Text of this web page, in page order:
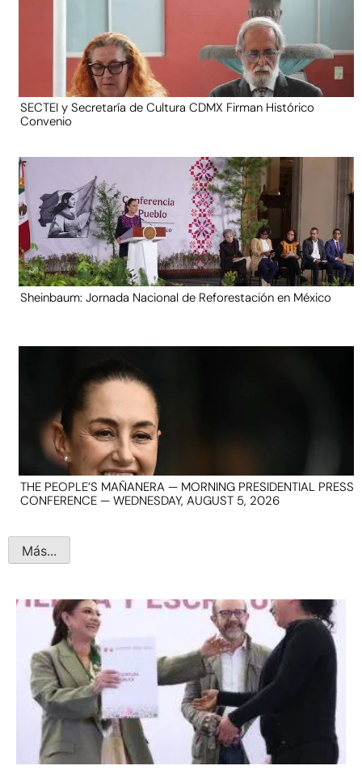
SECTEI y Secretaría de Cultura CDMX Firman Histórico
Convenio
Sheinbaum: Jornada Nacional de Reforestación en México
THE PEOPLE’S MAÑANERA — MORNING PRESIDENTIAL PRESS
CONFERENCE — WEDNESDAY, AUGUST 5, 2026
Más...